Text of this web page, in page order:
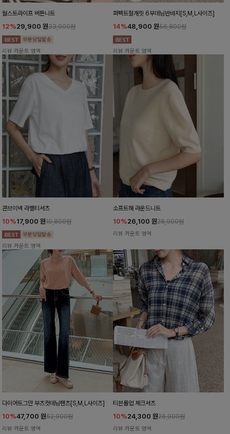
월스트라이프 버튼니트
12%29,900 원33,900원
리뷰 카운트 영역
퍼펙트절개핏 6부데님반바지[S,M,L사이즈]
14%48,900 원56,800원
리뷰 카운트 영역
콘브이넥 라벨티셔츠
10%17,900 원19,800원
리뷰 카운트 영역
소프트해 라운드니트
10%26,100 원28,900원
리뷰 카운트 영역
다이어트그만 부츠컷데님팬츠[S,M,L사이즈]
10%47,700 원52,900원
리뷰 카운트 영역
티븐롤업 체크셔츠
10%24,300 원26,900원
리뷰 카운트 영역